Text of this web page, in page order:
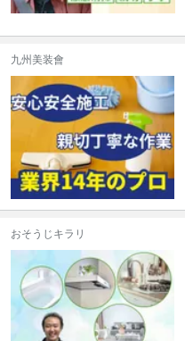
九州美装會
おそうじキラリ